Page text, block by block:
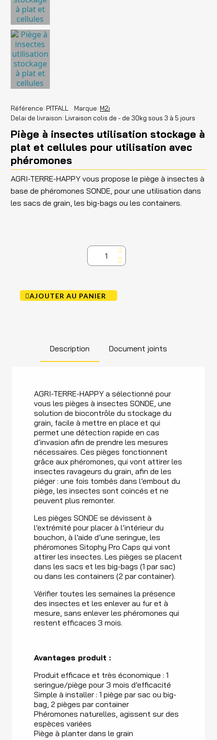
Référence PITFALL Marque M2i
Delai de livraison Livraison colis de - de 30kg sous 3 à 5 jours
Piège à insectes utilisation stockage à
plat et cellules pour utilisation avec
phéromones
AGRI-TERRE-HAPPY vous propose le piège à insectes à
base de phéromones SONDE, pour une utilisation dans
les sacs de grain, les big-bags ou les containers.
AJOUTER AU PANIER
Description Document joints
AGRI-TERRE-HAPPY a sélectionné pour
vous les pièges à insectes SONDE, une
solution de biocontrôle du stockage du
grain, facile à mettre en place et qui
permet une détection rapide en cas
d’invasion afin de prendre les mesures
nécessaires. Ces pièges fonctionnent
grâce aux phéromones, qui vont attirer les
insectes ravageurs du grain, afin de les
piéger : une fois tombés dans l’embout du
piège, les insectes sont coincés et ne
peuvent plus remonter.
Les pièges SONDE se dévissent à
l’extrémité pour placer à l’intérieur du
bouchon, à l’aide d’une seringue, les
phéromones Sitophy Pro Caps qui vont
attirer les insectes. Les pièges se placent
dans les sacs et les big-bags (1 par sac)
ou dans les containers (2 par container).
Vérifier toutes les semaines la présence
des insectes et les enlever au fur et à
mesure, sans enlever les phéromones qui
restent efficaces 3 mois.
Avantages produit :
Produit efficace et très économique : 1
seringue/piège pour 3 mois d’efficacité
Simple à installer : 1 piège par sac ou big-
bag, 2 pièges par container
Phéromones naturelles, agissent sur des
espèces variées
Piège à planter dans le grain